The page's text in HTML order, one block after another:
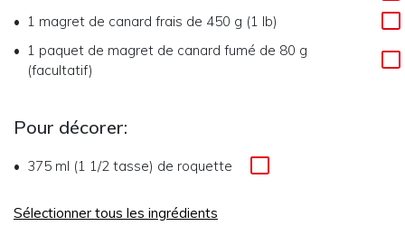
1 magret de canard frais de 450 g (1 lb)
1 paquet de magret de canard fumé de 80 g
(facultatif)
Pour décorer:
375 ml (1 1/2 tasse) de roquette
Sélectionner tous les ingrédients